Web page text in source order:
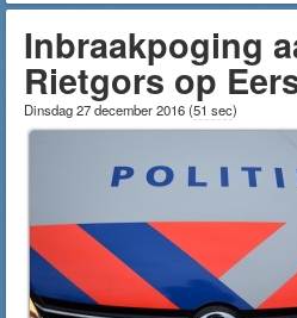
Inbraakpoging
Rietgors op
Dinsdag 27 december 2016(51 sec)